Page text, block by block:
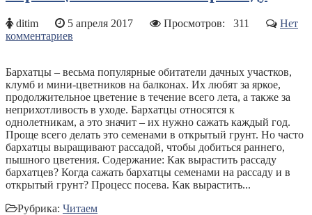
ditim 5 апреля 2017 Просмотров: 311
Нет
комментариев
Бархатцы – весьма популярные обитатели дачных участков,
клумб и мини-цветников на балконах. Их любят за яркое,
продолжительное цветение в течение всего лета, а также за
неприхотливость в уходе. Бархатцы относятся к
однолетникам, а это значит – их нужно сажать каждый год.
Проще всего делать это семенами в открытый грунт. Но часто
бархатцы выращивают рассадой, чтобы добиться раннего,
пышного цветения. Содержание: Как вырастить рассаду
бархатцев? Когда сажать бархатцы семенами на рассаду и в
открытый грунт? Процесс посева. Как вырастить...
Рубрика: Читаем